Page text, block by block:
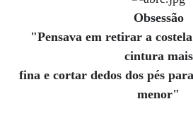
Obsessão
"Pensava em retirar a
cintura mais
fina e cortar dedos dos pés
menor"